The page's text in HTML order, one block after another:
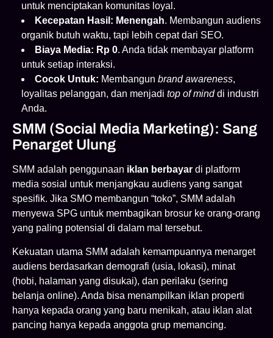
untuk menciptakan komunitas loyal.
Kecepatan Hasil: Menengah. Membangun audiens
organik butuh waktu, tapi lebih cepat dari SEO.
Biaya Media: Rp 0. Anda tidak membayar platform
untuk setiap interaksi.
Cocok Untuk: Membangun brand awareness,
loyalitas pelanggan, dan menjadi top of minddi industri
Anda.
SMM (Social Media Marketing): Sang
Penarget Ulung
SMM adalah penggunaan iklan berbayar di platform
media sosial untuk menjangkau audiens yang sangat
spesifik. Jika SMO membangun “toko”, SMM adalah
menyewa SPG untuk membagikan brosur ke orang-orang
yang paling potensial di dalam mal tersebut.
Kekuatan utama SMM adalah kemampuannya menarget
audiens berdasarkan demografi (usia, lokasi), minat
(hobi, halaman yang disukai), dan perilaku (sering
belanja online). Anda bisa menampilkan iklan properti
hanya kepada orang yang baru menikah, atau iklan alat
pancing hanya kepada anggota grup memancing.